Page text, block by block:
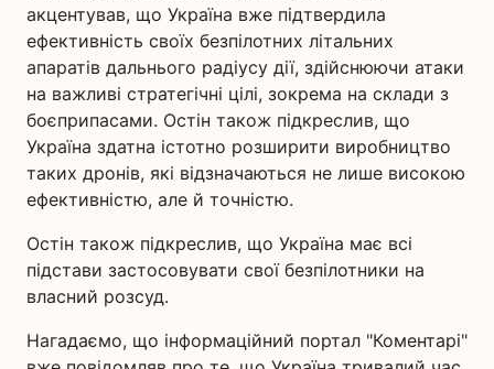
акцентував, що Україна вже підтвердила
ефективність своїх безпілотних літальних
апаратів дальнього радіусу дії, здійснюючи атаки
на важливі стратегічні цілі, зокрема на склади з
боєприпасами. Остін також підкреслив, що
Україна здатна істотно розширити виробництво
таких дронів, які відзначаються не лише високою
ефективністю, але й точністю.
Остін також підкреслив, що Україна має всі
підстави застосовувати свої безпілотники на
власний розсуд.
Нагадаємо, що інформаційний портал "Коментарі"